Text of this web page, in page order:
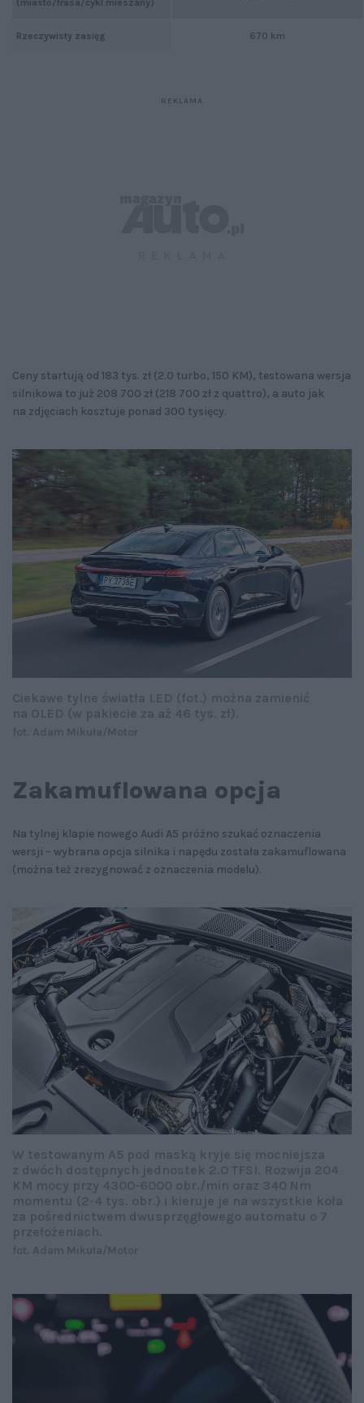
670 km
(miasto/trasa/cykl mieszany)
Rzeczywisty zasięg
Ceny startują od 183 tys. zł (2.0 turbo, 150 KM), testowana wersja
silnikowa to już 208 700 zł (218 700 zł z quattro), a auto jak
na zdjęciach kosztuje ponad 300 tysięcy.
Zakamuflowana opcja
Na tylnej klapie nowego Audi A5 próżno szukać oznaczenia
wersji – wybrana opcja silnika i napędu została zakamuflowana
(można też zrezygnować z oznaczenia modelu).